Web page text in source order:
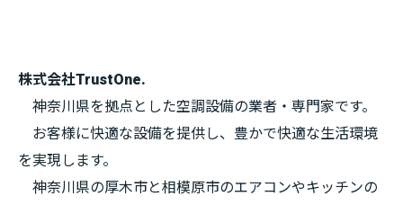
株式会社TrustOne.
神奈川県を拠点とした空調設備の業者・専門家です。
お客様に快適な設備を提供し、豊かで快適な生活環境
を実現します。
神奈川県の厚木市と相模原市のエアコンやキッチンの